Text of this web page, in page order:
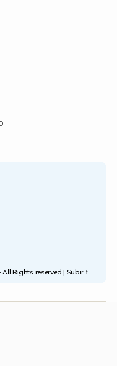
All Rights reserved | Subir ↑